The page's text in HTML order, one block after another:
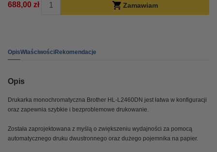
688,00 zł Zamawiam
OpisWłaściwościRekomendacje
Opis
Drukarka monochromatyczna Brother HL-L2460DN jest łatwa w konfiguracji
oraz zapewnia szybkie i bezproblemowe drukowanie.
Została zaprojektowana z myślą o zwiększeniu wydajności za pomocą
automatycznego druku dwustronnego oraz dużego pojemnika na papier.